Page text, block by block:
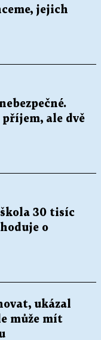
jejich
ale dvě
30 tisíc
o
ukázal
může mít